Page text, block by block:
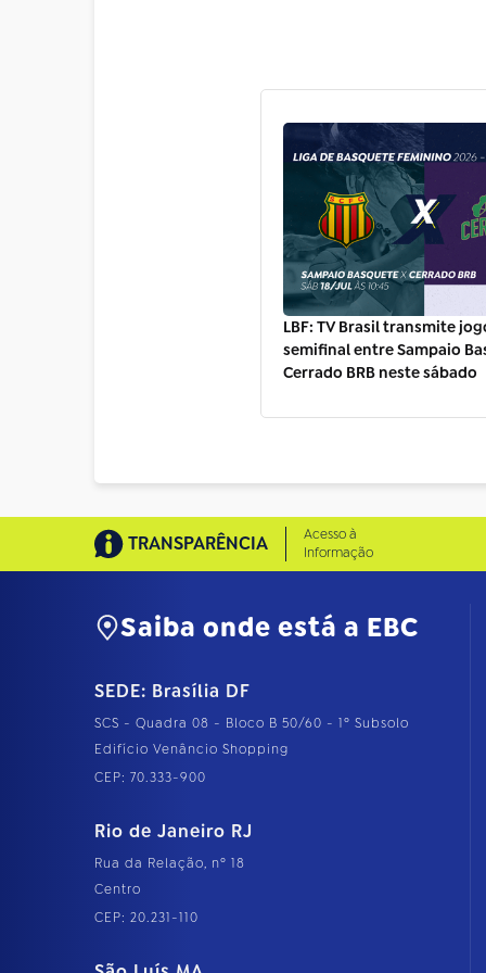
LBF: TV Brasil transmite
semifinal entre Sampaio
Cerrado BRB neste sábado
TRANSPARÊNCIA
Acesso à
Informação
Saiba onde está a EBC
SEDE: Brasília DF
SCS - Quadra 08 - Bloco B 50/60 - 1º Subsolo
Edifício Venâncio Shopping
CEP: 70.333-900
Rio de Janeiro RJ
Rua da Relação, nº 18
Centro
CEP: 20.231-110